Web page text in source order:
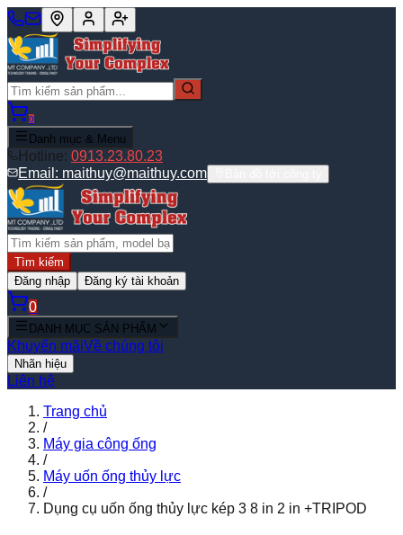
0
Danh mục & Menu
Hotline: 0913.23.80.23
Email: maithuy@maithuy.com
Tìm kiếm
Đăng nhập
Đăng ký tài khoản
0
DANH MỤC SẢN PHẨM
Khuyến mãiVề chúng tôi
Nhãn hiệu
Liên hệ
Trang chủ
/
Máy gia công ống
/
Máy uốn ống thủy lực
/
Dụng cụ uốn ống thủy lực kép 3 8 in 2 in +TRIPOD